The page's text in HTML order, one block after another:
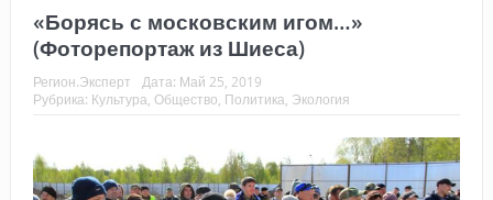
«Борясь с московским игом…»
(Фоторепортаж из Шиеса)
Регион.Эксперт Дата: Май 25, 2019
Рубрика: Культура Общество Политика Экология